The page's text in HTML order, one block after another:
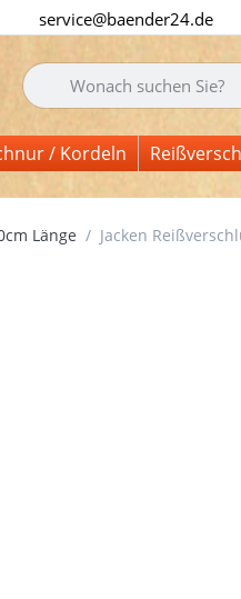
service@baender24.de
Geben Sie einen
/ Kordeln
Länge Jacken